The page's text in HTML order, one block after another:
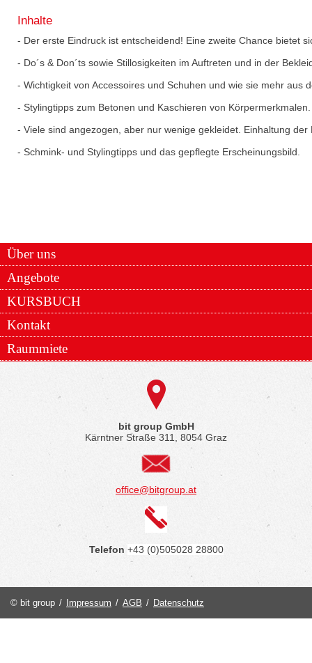
Inhalte
- Der erste Eindruck ist entscheidend! Eine zweite Chance bietet
- Do´s & Don´ts sowie Stillosigkeiten im Auftreten und in der
- Wichtigkeit von Accessoires und Schuhen und wie sie mehr aus
- Stylingtipps zum Betonen und Kaschieren von
- Viele sind angezogen, aber nur wenige gekleidet. Einhaltung der
- Schmink- und Stylingtipps und das gepflegte Erscheinungsbild.
Über uns
Angebote
KURSBUCH
Kontakt
Raummiete
bit group GmbH
Kärntner Straße 311, 8054 Graz
office@bitgroup.at
Telefon +43 (0)505028 28800
© bit group / Impressum / AGB / Datenschutz